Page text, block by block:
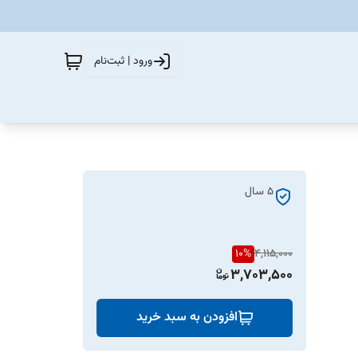
ورود | ثبت‌نام
۵ سال
4,115,000
10%
3,703,500
افزودن به سبد خرید